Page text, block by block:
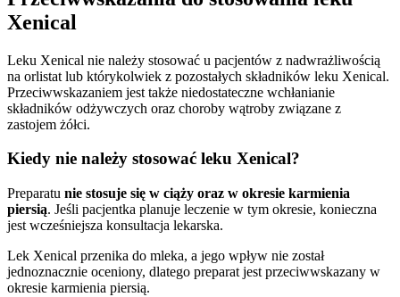
Xenical
Leku Xenical nie należy stosować u pacjentów z nadwrażliwością
na orlistat lub którykolwiek z pozostałych składników leku Xenical.
Przeciwwskazaniem jest także niedostateczne wchłanianie
składników odżywczych oraz choroby wątroby związane z
zastojem żółci.
Kiedy nie należy stosować leku Xenical?
Preparatu nie stosuje się w ciąży oraz w okresie karmienia
piersią. Jeśli pacjentka planuje leczenie w tym okresie, konieczna
jest wcześniejsza konsultacja lekarska.
Lek Xenical przenika do mleka, a jego wpływ nie został
jednoznacznie oceniony, dlatego preparat jest przeciwwskazany w
okresie karmienia piersią.